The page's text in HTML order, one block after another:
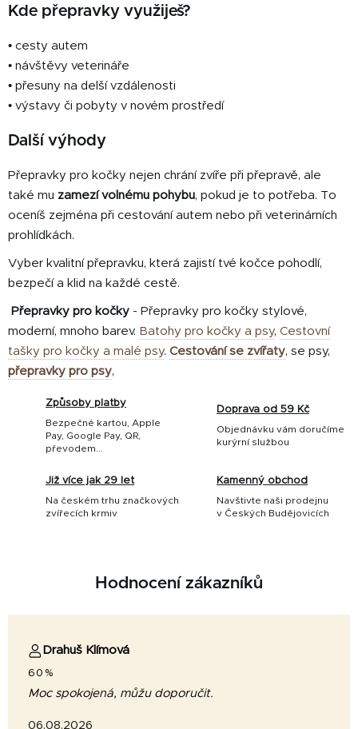
Kde přepravky využiješ?
• cesty autem
• návštěvy veterináře
• přesuny na delší vzdálenosti
• výstavy či pobyty v novém prostředí
Další výhody
Přepravky pro kočky nejen chrání zvíře při přepravě, ale
také mu zamezí volnému pohybu, pokud je to potřeba. To
oceníš zejména při cestování autem nebo při veterinárních
prohlídkách.
Vyber kvalitní přepravku, která zajistí tvé kočce pohodlí,
bezpečí a klid na každé cestě.
Přepravky pro kočky - Přepravky pro kočky stylové,
moderní, mnoho barev. Batohy pro kočky a psy, Cestovní
tašky pro kočky a malé psy. Cestování se zvířaty, se psy,
přepravky pro psy,
Způsoby platby
Bezpečné kartou, Apple
Pay, Google Pay, QR,
převodem...
Doprava od 59 Kč
Objednávku vám doručíme
kurýrní službou
Již více jak 29 let
Na českém trhu značkových
zvířecích krmiv
Kamenný obchod
Navštivte naši prodejnu
v Českých Budějovicích
Hodnocení zákazníků
Drahuš Klímová
60%
Moc spokojená, můžu doporučit.
06.08.2026